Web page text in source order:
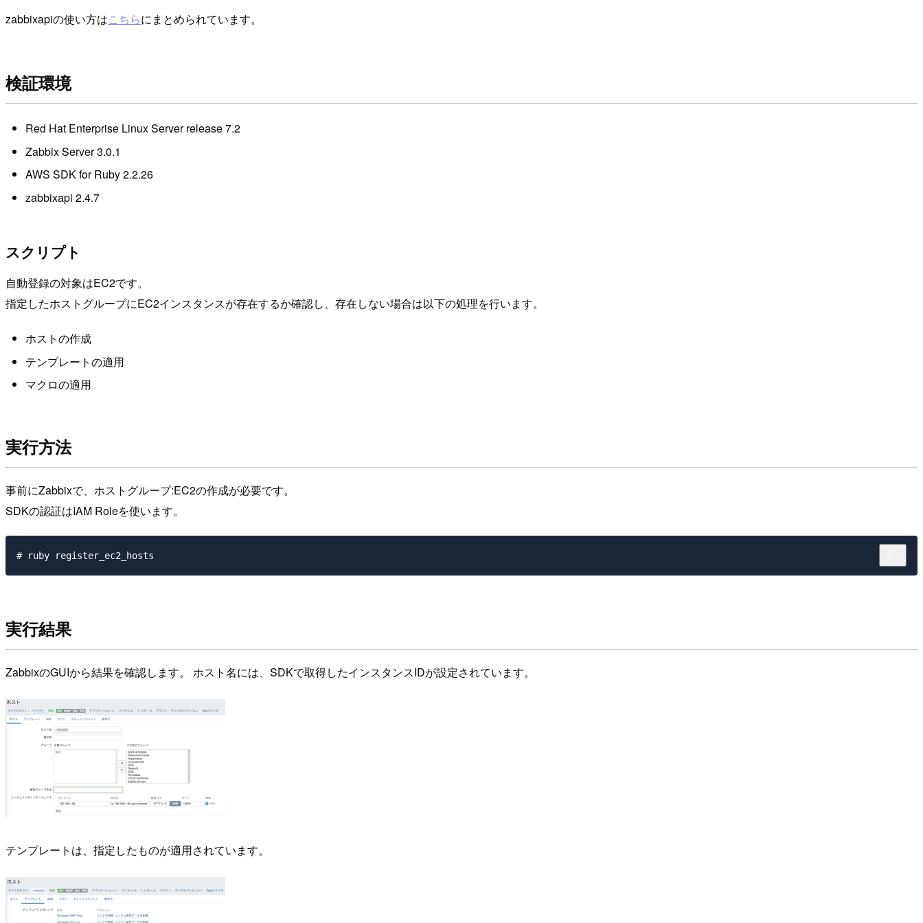
zabbixapiの使い方はこちらにまとめられています。
検証環境
Red Hat Enterprise Linux Server release 7.2
Zabbix Server 3.0.1
AWS SDK for Ruby 2.2.26
zabbixapi 2.4.7
スクリプト
自動登録の対象はEC2です。
指定したホストグループにEC2インスタンスが存在するか確認し、存在しない場合は以下の処理を行います。
ホストの作成
テンプレートの適用
マクロの適用
実行方法
事前にZabbixで、ホストグループ:EC2の作成が必要です。
SDKの認証はIAM Roleを使います。
実行結果
ZabbixのGUIから結果を確認します。 ホスト名には、SDKで取得したインスタンスIDが設定されています。
テンプレートは、指定したものが適用されています。